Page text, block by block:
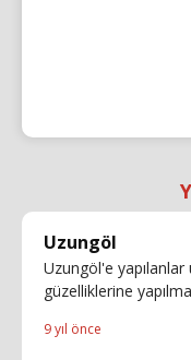
Uzungöl
Uzungöl'e
güzelliklerine
9 yıl önce